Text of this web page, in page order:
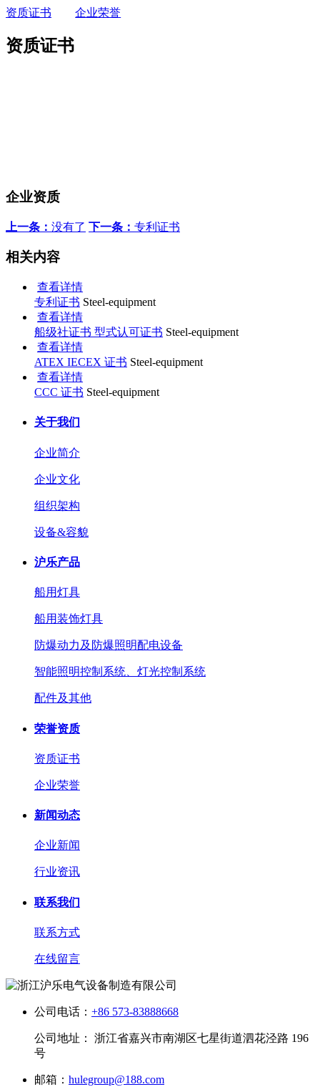
资质证书 企业荣誉
资质证书
企业资质
上一条： 没有了 下一条： 专利证书
相关内容
查看详情
专利证书 Steel-equipment
查看详情
船级社证书 型式认可证书 Steel-equipment
查看详情
ATEX IECEX 证书 Steel-equipment
查看详情
CCC 证书 Steel-equipment
关于我们
企业简介
企业文化
组织架构
设备&容貌
沪乐产品
船用灯具
船用装饰灯具
防爆动力及防爆照明配电设备
智能照明控制系统、灯光控制系统
配件及其他
荣誉资质
资质证书
企业荣誉
新闻动态
企业新闻
行业资讯
联系我们
联系方式
在线留言
公司电话： +86 573-83888668
公司地址： 浙江省嘉兴市南湖区七星街道泗花泾路 196
号
邮箱： hulegroup@188.com